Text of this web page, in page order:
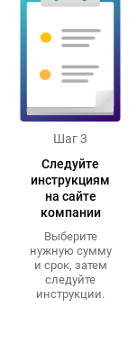
Шаг 3
Следуйте
инструкциям
на сайте
компании
Выберите
нужную сумму
и срок, затем
следуйте
инструкции.